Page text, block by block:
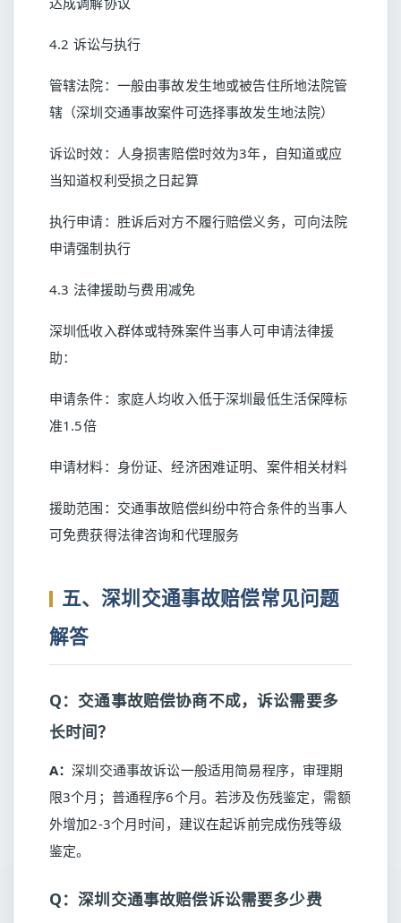
4.2 诉讼与执行
管辖法院：一般由事故发生地或被告住所地法院管
辖（深圳交通事故案件可选择事故发生地法院）
诉讼时效：人身损害赔偿时效为3年，自知道或应
当知道权利受损之日起算
执行申请：胜诉后对方不履行赔偿义务，可向法院
申请强制执行
4.3 法律援助与费用减免
深圳低收入群体或特殊案件当事人可申请法律援
助：
申请条件：家庭人均收入低于深圳最低生活保障标
准1.5倍
申请材料：身份证、经济困难证明、案件相关材料
援助范围：交通事故赔偿纠纷中符合条件的当事人
可免费获得法律咨询和代理服务
五、深圳交通事故赔偿常见问题
解答
Q：交通事故赔偿协商不成，诉讼需要多
长时间？
A：深圳交通事故诉讼一般适用简易程序，审理期
限3个月；普通程序6个月。若涉及伤残鉴定，需额
外增加2-3个月时间，建议在起诉前完成伤残等级
鉴定。
Q：深圳交通事故赔偿诉讼需要多少费